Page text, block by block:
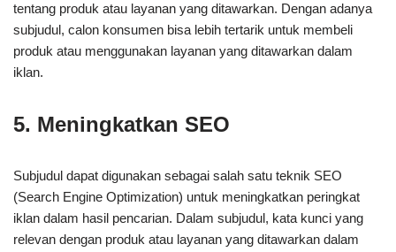
tentang produk atau layanan yang ditawarkan. Dengan adanya
subjudul, calon konsumen bisa lebih tertarik untuk membeli
produk atau menggunakan layanan yang ditawarkan dalam
iklan.
5. Meningkatkan SEO
Subjudul dapat digunakan sebagai salah satu teknik SEO
(Search Engine Optimization) untuk meningkatkan peringkat
iklan dalam hasil pencarian. Dalam subjudul, kata kunci yang
relevan dengan produk atau layanan yang ditawarkan dalam